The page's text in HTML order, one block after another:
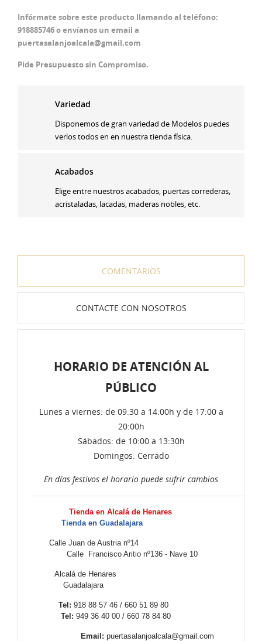
Infórmate sobre este producto llamando al teléfono:
918885746 o envíanos un email a
puertasalanjoalcala@gmail.com
Pide Presupuesto sin Compromiso.
Variedad
Disponemos de gran variedad de Modelos puedes
verlos todos en en nuestra tienda física.
Acabados
Elige entre nuestros acabados, puertas correderas,
acristaladas, lacadas, maderas nobles, etc.
COMENTARIOS
CONTACTE CON NOSOTROS
HORARIO DE ATENCIÓN AL
PÚBLICO
Lunes a viernes: de 09:30 a 14:00h y de 17:00 a
20:00h
Sábados: de 10:00 a 13:30h
Domingos: Cerrado
En días festivos el horario puede sufrir cambios
Tienda en Alcalá de Henares
Tienda en Guadalajara
Calle Juan de Austria nº14
Calle Francisco Aritio nº136 - Nave 10
Alcalá de Henares
Guadalajara
Tel: 918 88 57 46 / 660 51 89 80
Tel: 949 36 40 00 / 660 78 84 80
Email: puertasalanjoalcala@gmail.com